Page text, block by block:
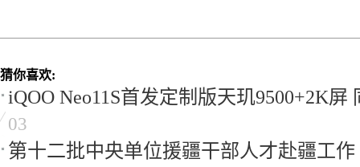
猜你喜欢:
iQOO Neo11S首发定制版天玑9500+2K屏
03
第十二批中央单位援疆干部人才赴疆工作